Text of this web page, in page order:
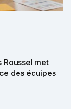
Roussel met
des équipes